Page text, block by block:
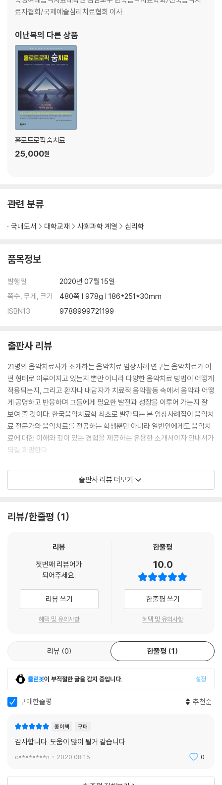
-뇌병변 아동의 언어발달과 안정적·지지적 경험을 위한 음악치료-
제7장 엄마와의 특별한 30분 음악 시간
- 엄마와의 관계에 어려움이 있는 ADHD 아동을 위한 부모-자녀 관계 음
악치료-
제8장 말하고 싶은 소년의 노래 부르기
-난청아동의 언어발달을 위한 음악치료-
제9장 형제간의 음악 구조 발전을 통한 상호관계의 성장
-장애를 가진 형과 비장애 동생을 위한 노도프-로빈스 음악치료-
제2부 청소년 사례연구
제11장 리드미컬하게 흐르는 말
제13장 종현이와 함께한 2년여의 여정
-그리고 계속되는 이야기, 음악치료-
-가정폭력 여성을 위한 페미니스트 관점의 음악심리치료-
제16장 어두움의 동굴에서 찬란한 빛으로
-공황장애 여성과의 GIM심상음악치료-
제17장 본연의 목소리로 부르는 자기를 위한 노래
-Inner child issues를 가진 여성과의 성악심리치료-
-실어증 환자를 대상으로 한 신경학적 음악치료-
제19장 건강한 노년을 위한 아름다운 멜로디
-인지 기능 증진을 위해 적용된 신경학적 음악치료-
제20장 92세 치매노인의 삶의 활력을 찾아서
제5부 호스피스 사례연구
제21장 여보, 그동안 나와 함께 살아 줘서 고마웠소
-아름다운 이별을 준비하는 과정: 호스피스 음악치료-
찾아보기
료자협회/국제예술심리치료협회 이사
이난복의 다른 상품
홀로트로픽 숨치료
25,000원
관련 분류
국내도서 대학교재 사회과학 계열 심리학
품목정보
발행일
2020년 07월 15일
쪽수, 무게, 크기
480쪽 | 978g | 186*251*30mm
ISBN13
9788999721199
출판사 리뷰
21명의 음악치료사가 소개하는 음악치료 임상사례 연구는 음악치료가 어
떤 형태로 이루어지고 있는지 뿐만 아니라 다양한 음악치료 방법이 어떻게
적용되는지, 그리고 환자나 내담자가 치료적 음악활동 속에서 음악과 어떻
게 공명하고 반응하며 그들에게 필요한 발전과 성장을 이루어 가는지 잘
보여 줄 것이다. 한국음악치료학 최초로 발간되는 본 임상사례집이 음악치
료 전문가와 음악치료를 전공하는 학생뿐만 아니라 일반인에게도 음악치
료에 대한 이해와 깊이 있는 경험을 제공하는 유용한 소개서이자 안내서가
되길 희망한다.
이 책은 총 5부로 구성되어 있으며, 간략히 소개를 하면 다음과 같다.
일반 아동 등을 대상으로 하였다.
· 제2부 청소년 대상 사례연구는 트라우마, 말더듬, 학교 부적응 청소년을
· 제3부 성인 대상 사례연구는 반혼수-혼미 상태의 교통사고 환자, 뇌수막
염으로 인한 인지장애 환자, 가정폭력 여성, 공황장애, 대인관계 문제 여
성, 뇌출혈로 인한 실어증 환자를 대상으로 하였다.
· 제5부 호스피스 대상 사례연구는 폐암 말기의 중년 남성 환자, 80세의
림프종 암환자, 16세의 간암 말기 호스피스 환자의 개별음악치료 및 가족
출판사 리뷰 더보기
리뷰/한줄평 1
리뷰
첫번째 리뷰어가
되어주세요.
리뷰 쓰기
혜택 및 유의사항
한줄평
10.0
한줄평 쓰기
혜택 및 유의사항
리뷰 0 한줄평 1
클린봇이 부적절한 글을 감지 중입니다. 설정
구매한줄평 추천순
종이책 구매
감사합니다. 도움이 많이 될거 같습니다
c********n 2020.08.15. 0